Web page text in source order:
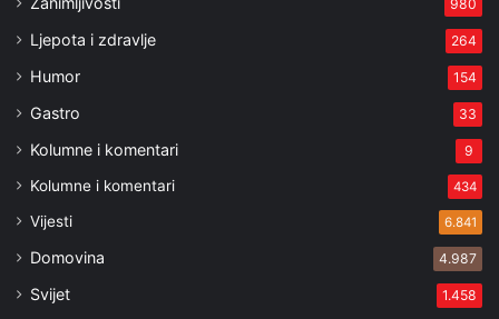
980
Ljepota i zdravlje 264
Humor 154
Gastro 33
Kolumne i komentari 9
Kolumne i komentari 434
Vijesti 6.841
Domovina 4.987
Svijet 1.458